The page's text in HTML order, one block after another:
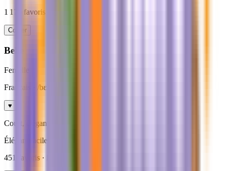
1 175
favoris · ideal
Copier
Belle
Femelle
Francais
· /bɛl/
♥
Court, élégant, indemodable.
Élégant
Facile
451
favoris · ideal